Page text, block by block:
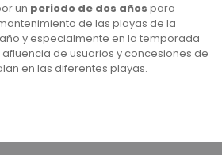
un periodo de dos años para
de las playas de la
y especialmente en la temporada
de usuarios y concesiones de
en las diferentes playas.